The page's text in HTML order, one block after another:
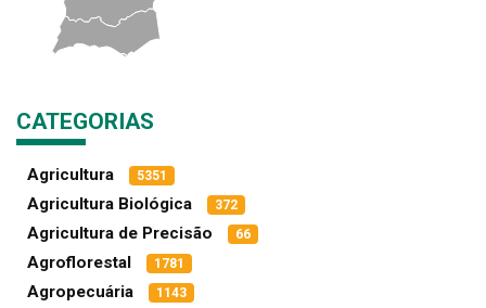
CATEGORIAS
Agricultura 5351
Agricultura Biológica 372
Agricultura de Precisão 66
Agroflorestal 1781
Agropecuária 1143